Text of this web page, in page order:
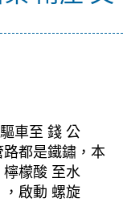
車至 錢 公
都是鐵鏽，本
檬酸 至水
，啟動 螺旋